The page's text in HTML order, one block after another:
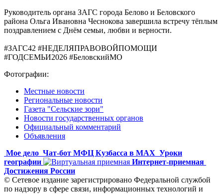
Руководитель органа ЗАГС города Белово и Беловского
района Ольга Ивановна Чеснокова завершила встречу тёплым
поздравлением с Днём семьи, любви и верности.
#ЗАГС42 #НЕДЕЛЯПРАВОВОЙПОМОЩИ
#ГОДСЕМЬИ2026 #БеловскийМО
Фотографии:
Местные новости
Региональные новости
Газета "Сельские зори"
Новости государственных органов
Официальный комментарий
Объявления
Мое дело Чат-бот МФЦ Кузбасса в MAX Уроки
географии
Интернет-приемная
Достижения России
© Сетевое издание зарегистрировано Федеральной службой
по надзору в сфере связи, информационных технологий и